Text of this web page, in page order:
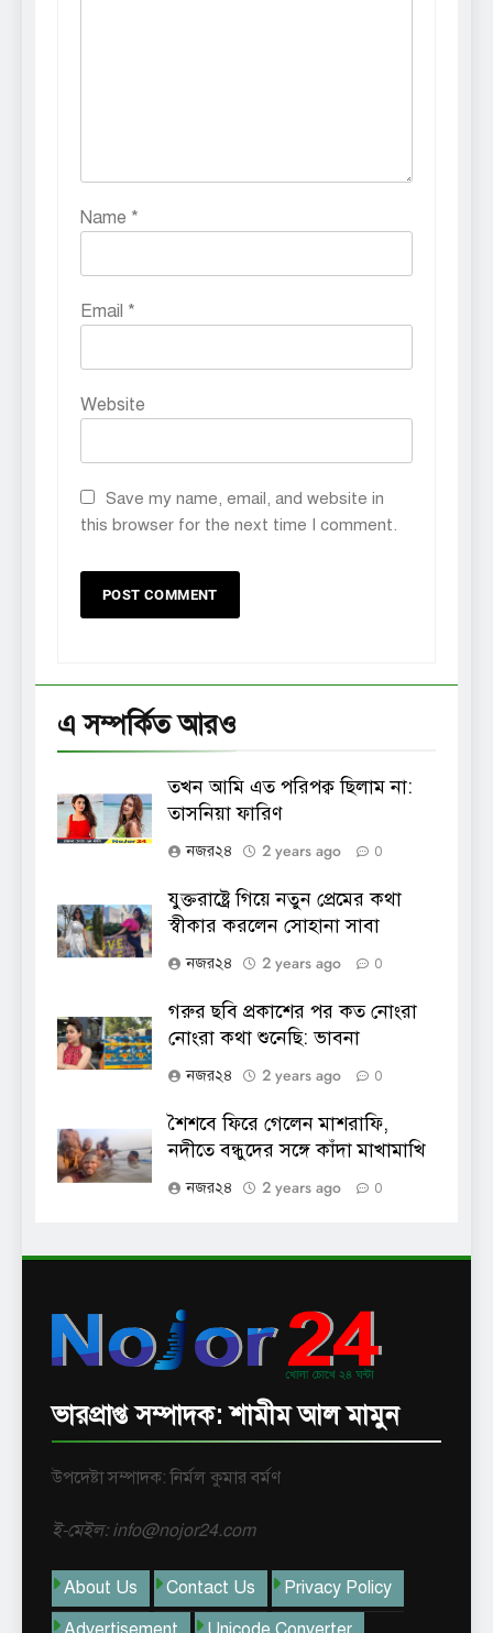
Name *
Email *
Website
Save my name, email, and website in
this browser for the next time I comment.
এ সম্পর্কিত আরও
তখন আমি এত পরিপক্ব ছিলাম না:
তাসনিয়া ফারিণ
নজর২৪ 2 years ago 0
যুক্তরাষ্ট্রে গিয়ে নতুন প্রেমের কথা
স্বীকার করলেন সোহানা সাবা
নজর২৪ 2 years ago 0
গরুর ছবি প্রকাশের পর কত নোংরা
নোংরা কথা শুনেছি: ভাবনা
নজর২৪ 2 years ago 0
শৈশবে ফিরে গেলেন মাশরাফি,
নদীতে বন্ধুদের সঙ্গে কাঁদা মাখামাখি
নজর২৪ 2 years ago 0
ভারপ্রাপ্ত সম্পাদক: শামীম আল মামুন
উপদেষ্টা সম্পাদক: নির্মল কুমার বর্মণ
ই-মেইল: info@nojor24.com
About Us Contact Us
Privacy Policy